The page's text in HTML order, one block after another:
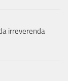
irreverenda